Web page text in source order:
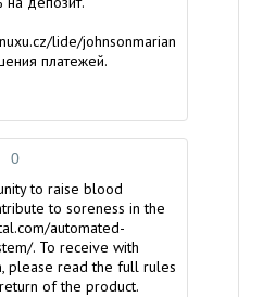
lide/johnsonmariana
платежей.
0
to raise blood
to soreness in the
automated-
. To receive with
please read the full rules
of the product.